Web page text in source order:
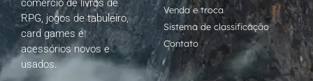
comércio de livros de
RPG, jogos de tabuleiro,
card games e
acessórios novos e
usados.
Venda e troca
Sistema de classificação
Contato